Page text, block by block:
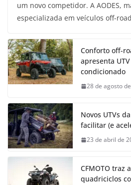
um novo competidor. A AODES,
especializada em veículos off-
Conforto off-
apresenta
condicionado
28 de agosto
Novos UTVs
facilitar (e
23 de abril de
CFMOTO traz
quadriciclos